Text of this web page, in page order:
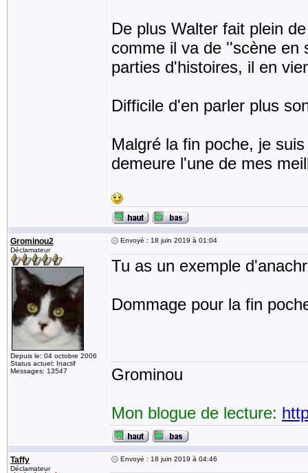
De plus Walter fait plein
comme il va de ''scène en
parties d'histoires, il en
Difficile d'en parler plus
Malgré la fin poche, je
demeure l'une de mes
Grominou2
Déclamateur
Depuis le: 04 octobre 2006
Status actuel: Inactif
Messages: 13547
Envoyé : 18 juin 2019 à 01:04
Tu as un exemple
Dommage pour la fin
Grominou
Mon blogue de lecture:
Taffy
Déclamateur
Envoyé : 18 juin 2019 à 04:46